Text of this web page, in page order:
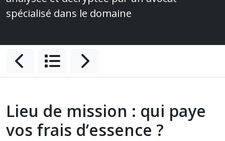
spécialisé dans le domaine
Lieu de mission : qui paye
vos frais d’essence ?